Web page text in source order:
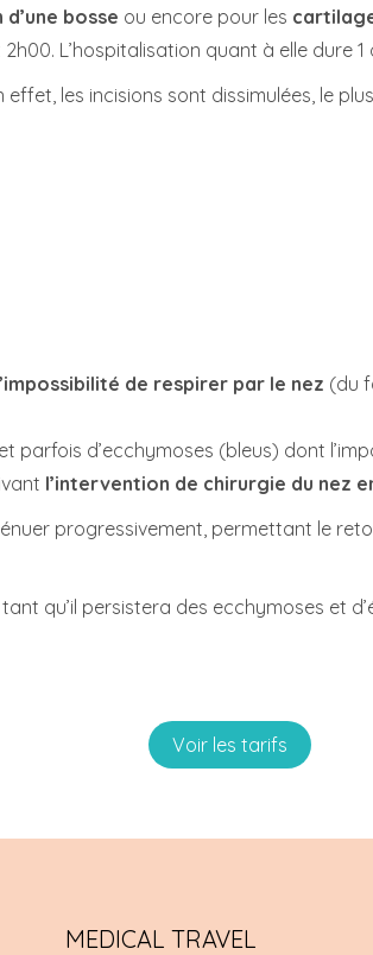
bosse ou encore pour les
L’hospitalisation quant à elle dure 1
effet, les incisions sont dissimulées, le
de respirer par le nez (du
d’ecchymoses (bleus) dont
l’intervention de chirurgie du nez
progressivement, permettant le
qu’il persistera des ecchymoses et
Voir les tarifs
MEDICAL TRAVEL